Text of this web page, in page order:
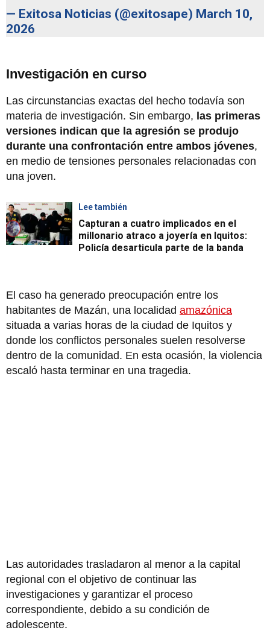
— Exitosa Noticias (@exitosape) March 10,
2026
Investigación en curso
Las circunstancias exactas del hecho todavía son
materia de investigación. Sin embargo, las primeras
versiones indican que la agresión se produjo
durante una confrontación entre ambos jóvenes,
en medio de tensiones personales relacionadas con
una joven.
Lee también
Capturan a cuatro implicados en el
millonario atraco a joyería en Iquitos:
Policía desarticula parte de la banda
El caso ha generado preocupación entre los
habitantes de Mazán, una localidad amazónica
situada a varias horas de la ciudad de Iquitos y
donde los conflictos personales suelen resolverse
dentro de la comunidad. En esta ocasión, la violencia
escaló hasta terminar en una tragedia.
Las autoridades trasladaron al menor a la capital
regional con el objetivo de continuar las
investigaciones y garantizar el proceso
correspondiente, debido a su condición de
adolescente.